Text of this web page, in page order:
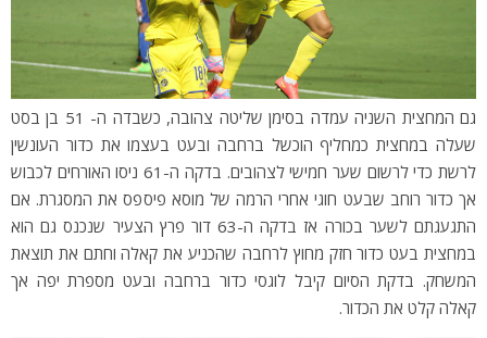
גם המחצית השניה עמדה בסימן שליטה צהובה, כשבדה ה- 51 בן בסט
שעלה במחצית כמחליף הוכשל ברחבה ובעט בעצמו את כדור העונשין
לרשת כדי לרשום שער חמישי לצהובים. בדקה ה-61 ניסו האורחים לכבוש
אך כדור רוחב שבעט חוגי אחרי הרמה של מוסא פיספס את המסגרת. אם
התגעגתם לשער בכורה אז בדקה ה-63 דור פרץ הצעיר שנכנס גם הוא
במחצית בעט כדור חזק מחוץ לרחבה שהכניע את קאלה וחתם את תוצאת
המשחק. בדקת הסיום קיבל לוגסי כדור ברחבה ובעט מספרת יפה אך
קאלה קלט את הכדור.